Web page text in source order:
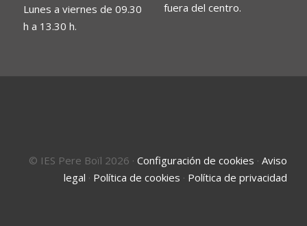
Lunes a viernes de 09.30
h a 13.30 h.
fuera del centro.
© IES Pere Boïl 2026 · Configuración de cookies · Aviso
legal · Política de cookies · Política de privacidad